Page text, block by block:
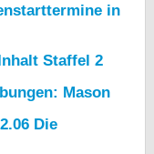
in
Staffel 2
Mason
Die